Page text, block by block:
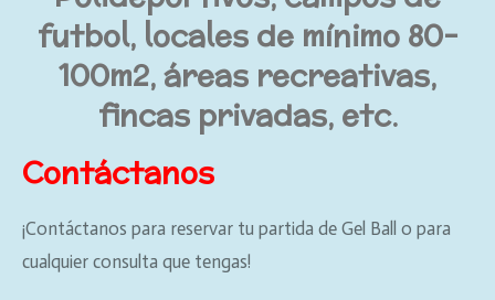
futbol, locales de mínimo 80-
100m2, áreas recreativas,
fincas privadas, etc.
Contáctanos
¡Contáctanos para reservar tu partida de Gel Ball o para
cualquier consulta que tengas!